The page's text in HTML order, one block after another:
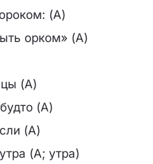
(А)
орком» (А)
(А)
(А)
(А)
(А; утра)